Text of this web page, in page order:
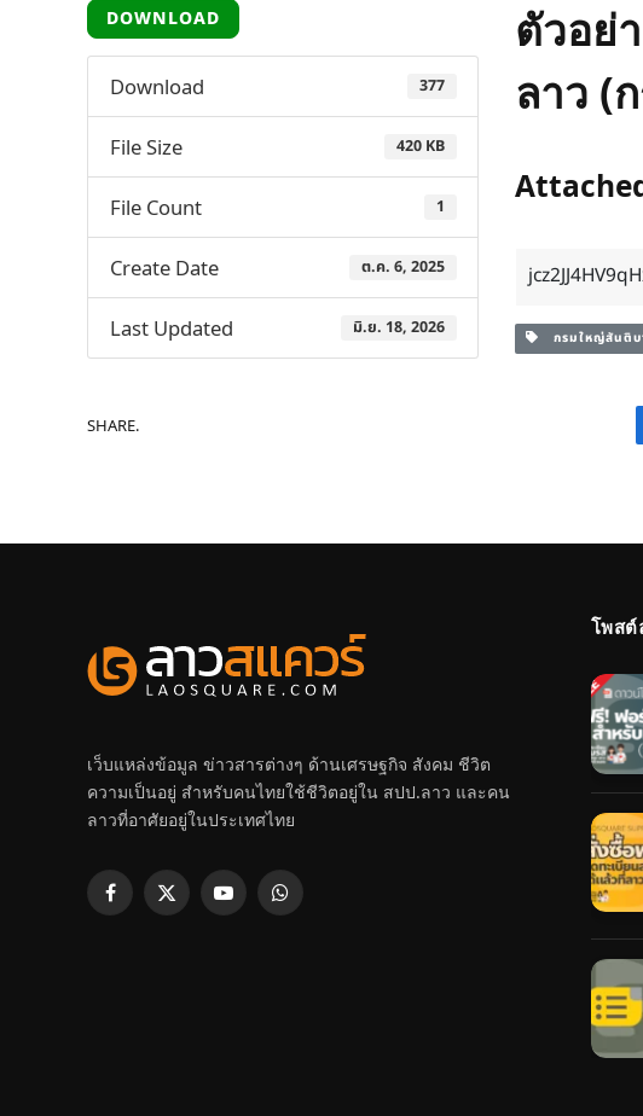
DOWNLOAD
Download 377
File Size 420 KB
File Count 1
Create Date ต.ค. 6, 2025
Last Updated มิ.ย. 18, 2026
ตัวอย่
ลาว (
กรมใหญ่สันติบ
SHARE.
เว็บแหล่งข้อมูล ข่าวสารต่างๆ ด้านเศรษฐกิจ สังคม ชีวิต
ความเป็นอยู่ สำหรับคนไทยใช้ชีวิตอยู่ใน สปป.ลาว และคน
ลาวที่อาศัยอยู่ในประเทศไทย
Facebook
X
YouTubeWhatsApp
โพสต์